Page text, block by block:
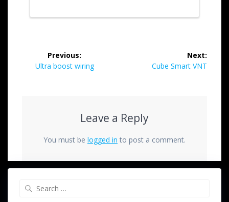
Previous:
Ultra boost wiring
Next:
Cube Smart VNT
Leave a Reply
You must be logged in to post a comment.